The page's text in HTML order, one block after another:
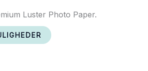
Luster Photo Paper.